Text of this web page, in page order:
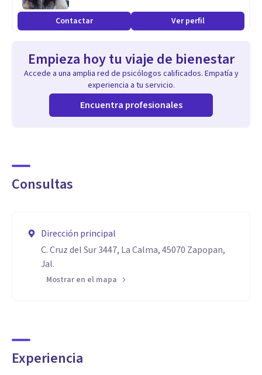
Aptitudes
Soy Psicóloga con Maestría en Psicología de la Salud y
(Terapia de Movimientos oculares) y Terapia Narrativa con
enfoque a enfermedades.
Contactar Ver perfil
Empieza hoy tu viaje de bienestar
Accede a una amplia red de psicólogos calificados. Empatía y
experiencia a tu servicio.
Encuentra profesionales
Consultas
Dirección principal
C. Cruz del Sur 3447, La Calma, 45070 Zapopan,
Jal.
Mostrar en el mapa
Experiencia